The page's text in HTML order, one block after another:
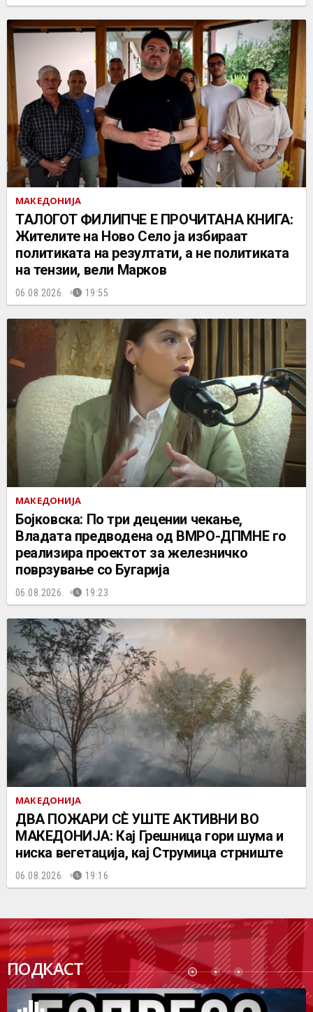
МАКЕДОНИЈА
ТАЛОГОТ ФИЛИПЧЕ Е ПРОЧИТАНА КНИГА:
Жителите на Ново Село ја избираат
политиката на резултати, а не политиката
на тензии, вели Марков
06.08.2026. 19:55
МАКЕДОНИЈА
Бојковска: По три децении чекање,
Владата предводена од ВМРО-ДПМНЕ го
реализира проектот за железничко
поврзување со Бугарија
06.08.2026. 19:23
МАКЕДОНИЈА
ДВА ПОЖАРИ СÈ УШТЕ АКТИВНИ ВО
МАКЕДОНИЈА: Кај Грешница гори шума и
ниска вегетација, кај Струмица стрниште
06.08.2026. 19:16
ПОДКАСТ
ПОДК